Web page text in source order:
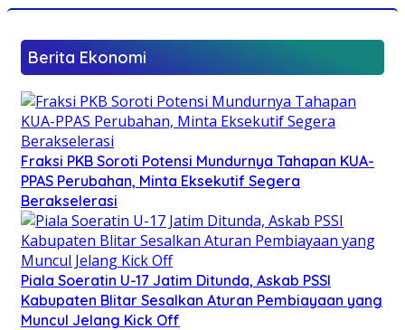
Berita Ekonomi
Fraksi PKB Soroti Potensi Mundurnya Tahapan KUA-
PPAS Perubahan, Minta Eksekutif Segera
Berakselerasi
Piala Soeratin U-17 Jatim Ditunda, Askab PSSI
Kabupaten Blitar Sesalkan Aturan Pembiayaan yang
Muncul Jelang Kick Off